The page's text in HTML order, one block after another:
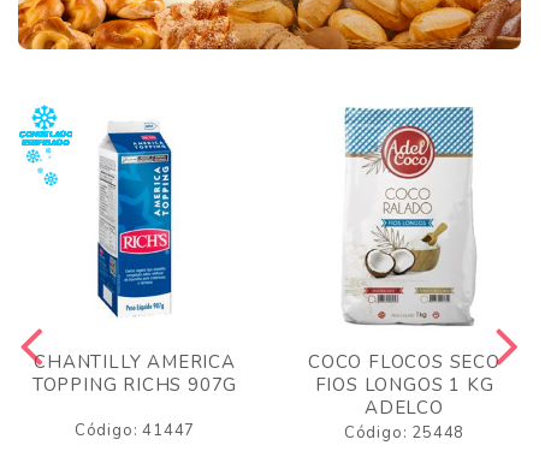
CHANTILLY AMERICA
TOPPING RICHS 907G
Código: 41447
COCO FLOCOS SECO
FIOS LONGOS 1 KG
ADELCO
Código: 25448